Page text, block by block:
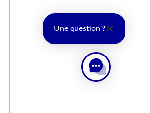
Une question ?